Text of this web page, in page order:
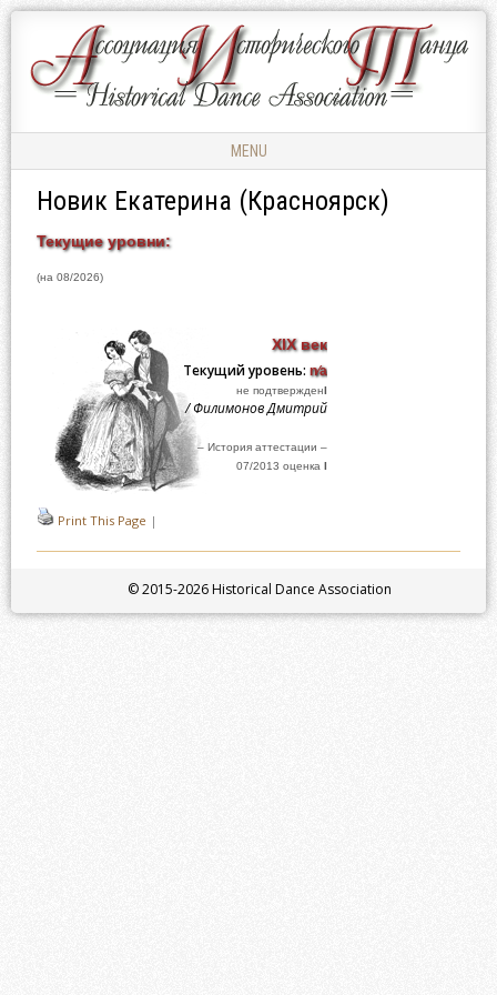
АССОЦИАЦИЯ
ИСТОРИЧЕСКОГО
Ассоциация
Исторического
Танца
MENU
Новик Екатерина (Красноярск)
Текущие уровни:
(на 08/2026)
XIX век
Текущий уровень: n⁄a
не подтвержденI
/ Филимонов Дмитрий
– История аттестации –
07/2013 оценка I
Print This Page |
© 2015-2026 Historical Dance Association